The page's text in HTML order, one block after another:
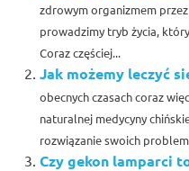
zdrowym organizmem
prowadzimy tryb życia,
Coraz częściej...
Jak możemy leczyć
obecnych czasach coraz
naturalnej medycyny
rozwiązanie swoich
Czy gekon lamparci